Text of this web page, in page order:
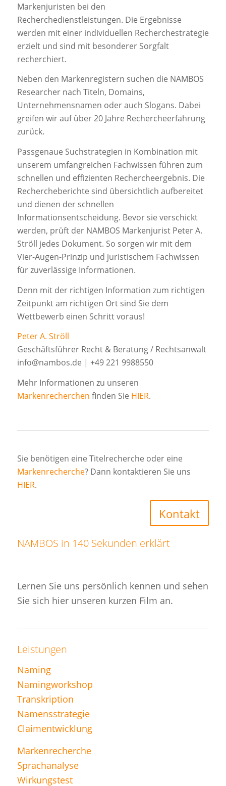
Markenjuristen bei den
Recherchedienstleistungen. Die Ergebnisse
werden mit einer individuellen Recherchestrategie
erzielt und sind mit besonderer Sorgfalt
recherchiert.
Neben den Markenregistern suchen die NAMBOS
Researcher nach Titeln, Domains,
Unternehmensnamen oder auch Slogans. Dabei
greifen wir auf über 20 Jahre Rechercheerfahrung
zurück.
Passgenaue Suchstrategien in Kombination mit
unserem umfangreichen Fachwissen führen zum
schnellen und effizienten Rechercheergebnis. Die
Rechercheberichte sind übersichtlich aufbereitet
und dienen der schnellen
Informationsentscheidung. Bevor sie verschickt
werden, prüft der NAMBOS Markenjurist Peter A.
Ströll jedes Dokument. So sorgen wir mit dem
Vier-Augen-Prinzip und juristischem Fachwissen
für zuverlässige Informationen.
Denn mit der richtigen Information zum richtigen
Zeitpunkt am richtigen Ort sind Sie dem
Wettbewerb einen Schritt voraus!
Peter A. Ströll
Geschäftsführer Recht & Beratung / Rechtsanwalt
info@nambos.de | +49 221 9988550
Mehr Informationen zu unseren
Markenrecherchen finden Sie HIER.
Sie benötigen eine Titelrecherche oder eine
Markenrecherche? Dann kontaktieren Sie uns
HIER.
Kontakt
NAMBOS in 140 Sekunden erklärt
Lernen Sie uns persönlich kennen und sehen
Sie sich hier unseren kurzen Film an.
Leistungen
Naming
Namingworkshop
Transkription
Namensstrategie
Claimentwicklung
Markenrecherche
Sprachanalyse
Wirkungstest